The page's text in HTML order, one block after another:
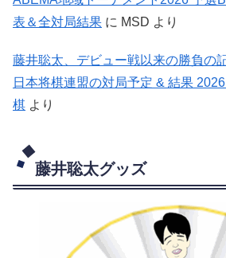
表＆全対局結果 に MSD より
藤井聡太、デビュー戦以来の勝負の
日本将棋連盟の対局予定 & 結果
棋 より
藤井聡太グッズ